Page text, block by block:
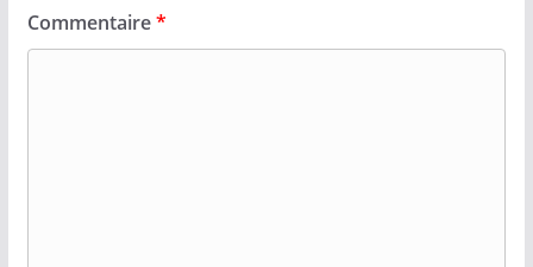
Commentaire*